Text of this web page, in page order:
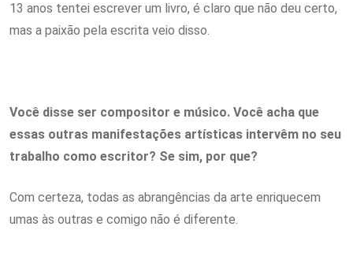
13 anos tentei escrever um livro, é claro que não deu certo,
mas a paixão pela escrita veio disso.
Você disse ser compositor e músico. Você acha que
essas outras manifestações artísticas intervêm no seu
trabalho como escritor? Se sim, por que?
Com certeza, todas as abrangências da arte enriquecem
umas às outras e comigo não é diferente.